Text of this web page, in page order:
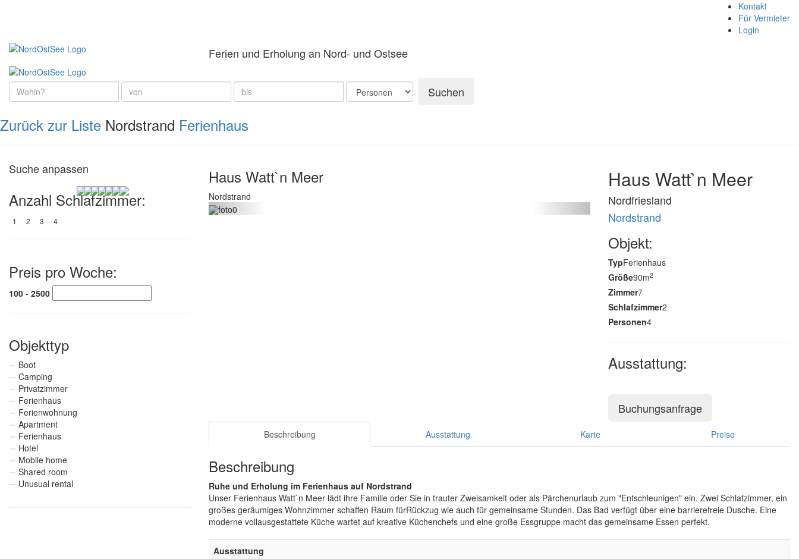
Kontakt
Für Vermieter
Login
Ferien und Erholung an Nord- und Ostsee
Suchen
Zurück zur Liste Nordstrand Ferienhaus
Suche anpassen
Anzahl Schlafzimmer:
1 2 3 4
Preis pro Woche:
100 - 2500
Objekttyp
Boot
Camping
Privatzimmer
Ferienhaus
Ferienwohnung
Apartment
Ferienhaus
Hotel
Mobile home
Shared room
Unusual rental
Haus Watt`n Meer
Nordstrand
Haus Watt`n Meer
Nordfriesland
Nordstrand
Objekt:
TypFerienhaus
Größe90m2
Zimmer7
Schlafzimmer2
Personen4
Ausstattung:
Buchungsanfrage
Beschreibung Ausstattung Karte Preise
Beschreibung
Ruhe und Erholung im Ferienhaus auf Nordstrand
Unser Ferienhaus Watt`n Meer lädt ihre Familie oder Sie in trauter Zweisamkeit oder als Pärchenurlaub zum "Entschleunigen" ein. Zwei Schlafzimmer, ein
großes geräumiges Wohnzimmer schaffen Raum fürRückzug wie auch für gemeinsame Stunden. Das Bad verfügt über eine barrierefreie Dusche. Eine
moderne vollausgestattete Küche wartet auf kreative Küchenchefs und eine große Essgruppe macht das gemeinsame Essen perfekt.
Ausstattung